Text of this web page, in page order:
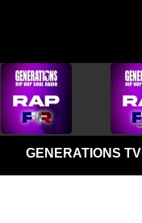
GENERATIONS TV